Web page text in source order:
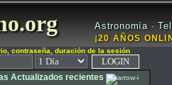
Astronomía ·
¡20 AÑOS
contraseña, duración de la sesión
Actualizados recientes